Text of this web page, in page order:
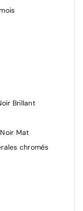
en hauteur
Brillant
Mat
chromés
LED